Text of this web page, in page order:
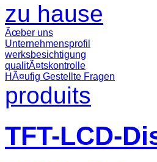
zu hause
Ãœber uns
Unternehmensprofil
werksbesichtigung
qualitÃ¤tskontrolle
HÃ¤ufig Gestellte Fragen
produits
TFT-LCD-